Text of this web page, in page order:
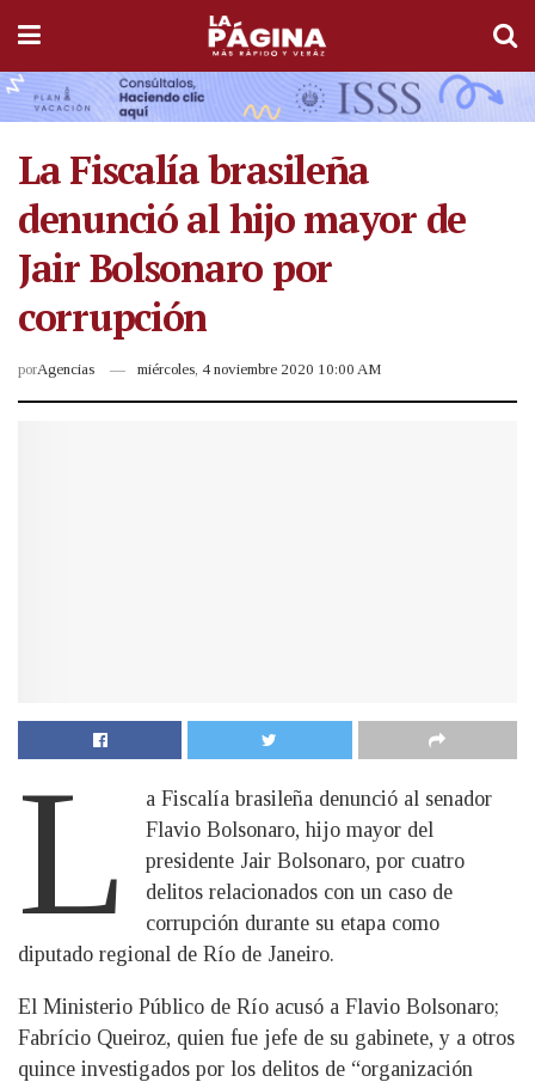
La Fiscalía brasileña
denunció al hijo mayor de
Jair Bolsonaro por
corrupción
porAgencias miércoles, 4 noviembre 2020 10:00 AM
L
a Fiscalía brasileña denunció al senador
Flavio Bolsonaro, hijo mayor del
presidente Jair Bolsonaro, por cuatro
delitos relacionados con un caso de
corrupción durante su etapa como
diputado regional de Río de Janeiro.
El Ministerio Público de Río acusó a Flavio Bolsonaro;
Fabrício Queiroz, quien fue jefe de su gabinete, y a otros
quince investigados por los delitos de “organización